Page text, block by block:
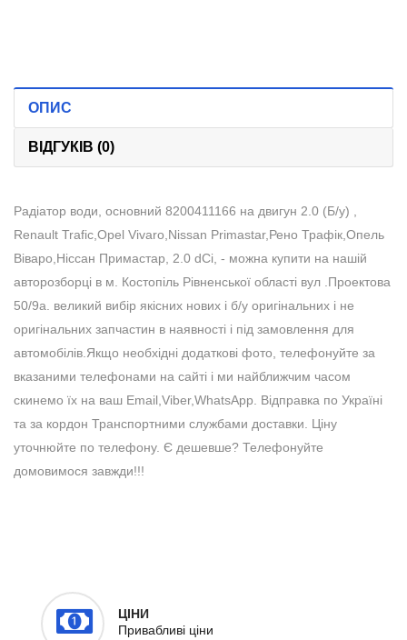
ОПИС
ВІДГУКІВ (0)
Радіатор води, основний 8200411166 на двигун 2.0 (Б/у) ,
Renault Trafic,Opel Vivaro,Nissan Primastar,Рено Трафік,Опель
Віваро,Ніссан Примастар, 2.0 dCi, - можна купити на нашій
авторозборці в м. Костопіль Рівненської області вул .Проектова
50/9а. великий вибір якісних нових і б/у оригінальних і не
оригінальних запчастин в наявності і під замовлення для
автомобілів.Якщо необхідні додаткові фото, телефонуйте за
вказаними телефонами на сайті і ми найближчим часом
скинемо їх на ваш Email,Viber,WhatsApp. Відправка по Україні
та за кордон Транспортними службами доставки. Ціну
уточнюйте по телефону. Є дешевше? Телефонуйте
домовимося завжди!!!
ЦІНИ
Привабливі ціни